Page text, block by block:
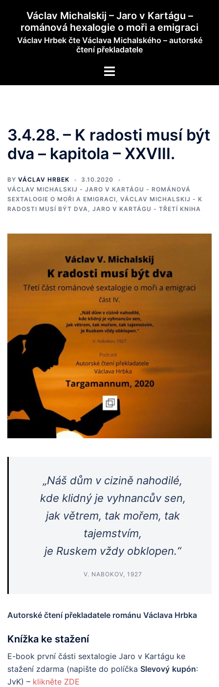
content
Václav Michalskij – Jaro v Kartágu –
románová hexalogie o moři a emigraci
Václav Hrbek čte Václava Michalského – autorské
čtení překladatele
Toggle
3.4.28. – K radosti musí být
dva – kapitola – XXVIII.
BY VÁCLAV HRBEK
3.10.2020
VÁCLAV MICHALSKIJ - JARO V KARTÁGU - ROMÁNOVÁ
SEXTALOGIE O MOŘI A EMIGRACI, VÁCLAV MICHALSKIJ - K
RADOSTI MUSÍ BÝT DVA, JARO V KARTÁGU - TŘETÍ KNIHA
„Náš dům v cizině nahodilé,
kde klidný je vyhnancův sen,
jak větrem, tak mořem, tak
tajemstvím,
je Ruskem vždy obklopen.“
V. NABOKOV, 1927
Autorské čtení překladatele románu Václava Hrbka
Knížka ke stažení
E-book první části sextalogie Jaro v Kartágu ke
stažení zdarma (napište do políčka Slevový kupón:
JvK) – klikněte ZDE